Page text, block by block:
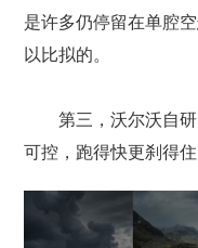
是许多仍停留在单腔
以比拟的。
第三，沃尔沃自
可控，跑得快更刹得住